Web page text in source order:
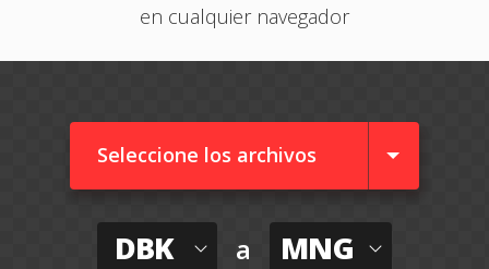
en cualquier navegador
Seleccione los archivos
DBK a MNG